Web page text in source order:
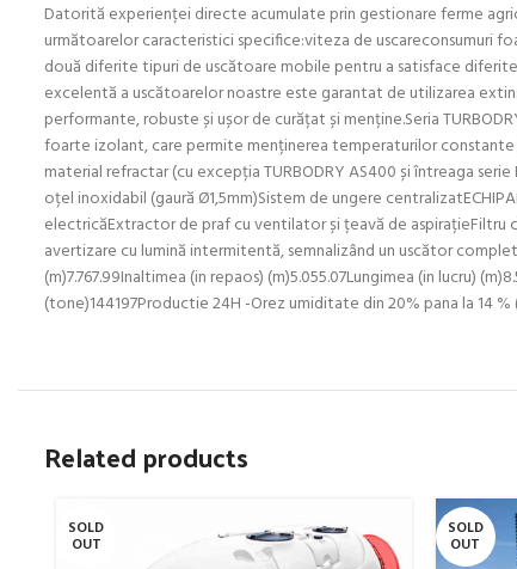
Datorită experienței directe acumulate prin gestionare ferme
următoarelor caracteristici specifice:viteza de uscareconsumuri
două diferite tipuri de uscătoare mobile pentru a satisface
excelentă a uscătoarelor noastre este garantat de utilizarea
performante, robuste și ușor de curățat și menține.Seria
foarte izolant, care permite menținerea temperaturilor constante
material refractar (cu excepția TURBODRY AS400 și întreaga
oțel inoxidabil (gaură Ø1,5mm)Sistem de ungere
electricăExtractor de praf cu ventilator și țeavă de
avertizare cu lumină intermitentă, semnalizând un uscător
(m)7.767.99Inaltimea (in repaos) (m)5.055.07Lungimea (in lucru)
(tone)144197Productie 24H -Orez umiditate din 20% pana la 14
Related products
SOLD
OUT
SOLD
OUT